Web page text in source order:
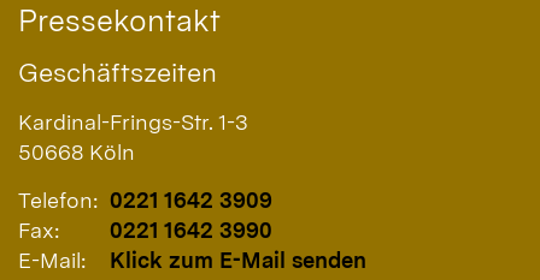
Pressekontakt
Geschäftszeiten
Kardinal-Frings-Str. 1-3
50668 Köln
Telefon: 0221 1642 3909
Fax:
0221 1642 3990
E-Mail:
Klick zum E-Mail senden